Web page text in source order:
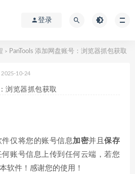
登录
> PanTools 添加网盘账号：浏览器抓包获取
2025-10-24
浏览器抓包获取
仅将您的账号信息加密并且保存
账号信息上传到任何云端，若您
软件！感谢您的使用！